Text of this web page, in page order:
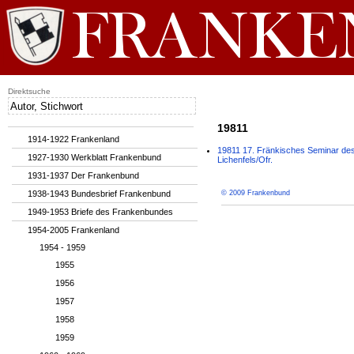
19811
19811 17. Fränkisches Seminar
Lichenfels/Ofr.
© 2009 Frankenbund
1914-1922 Frankenland
1927-1930 Werkblatt Frankenbund
1931-1937 Der Frankenbund
1938-1943 Bundesbrief Frankenbund
1949-1953 Briefe des Frankenbundes
1954-2005 Frankenland
1954 - 1959
1955
1956
1957
1958
1959
Direktsuche